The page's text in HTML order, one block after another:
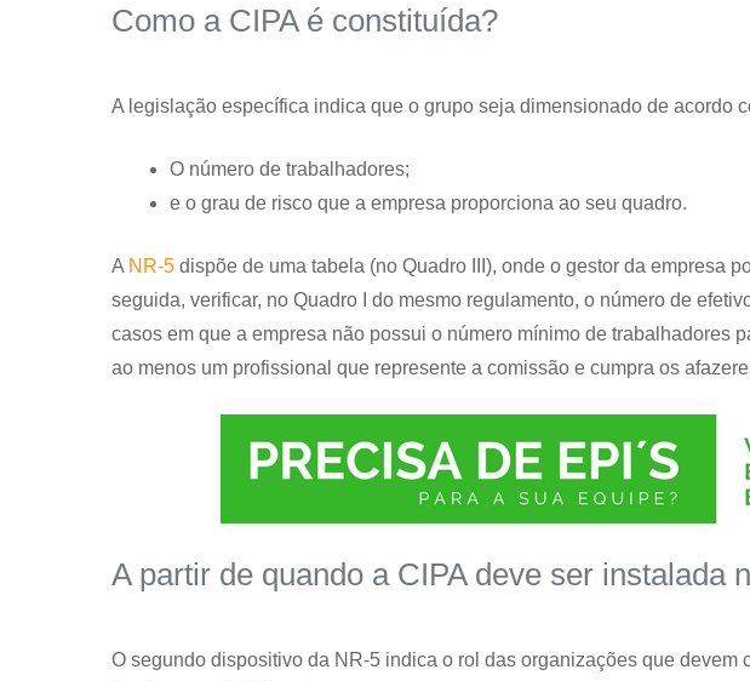
Como a CIPA é constituída?
A legislação específica indica que o grupo seja dimensionado de acordo
O número de trabalhadores;
e o grau de risco que a empresa proporciona ao seu quadro.
A NR-5 dispõe de uma tabela (no Quadro III), onde o gestor da empresa
seguida, verificar, no Quadro I do mesmo regulamento, o número de
casos em que a empresa não possui o número mínimo de trabalhadores
ao menos um profissional que represente a comissão e cumpra os
A partir de quando a CIPA deve ser instalada
O segundo dispositivo da NR-5 indica o rol das organizações que devem